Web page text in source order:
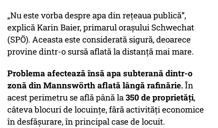
„Nu este vorba despre apa din rețeaua publică”,
explică Karin Baier, primarul orașului Schwechat
(SPÖ). Aceasta este considerată sigură, deoarece
provine dintr-o sursă aflată la distanță mai mare.
Problema afectează însă apa subterană dintr-o
zonă din Mannswörth aflată lângă rafinărie.În
acest perimetru se află până la350 de proprietăți,
câteva blocuri de locuințe, fără activități economice
în desfășurare, în principal case de locuit.